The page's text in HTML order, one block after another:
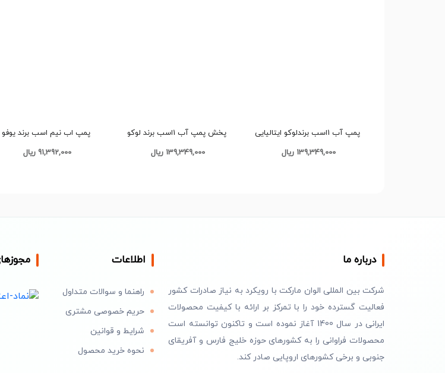
پمپ آب 1اسب برندلوکو ایتالیایی
139,349,000 ریال
پخش پمپ آب 1اسب برند لوکو
139,349,000 ریال
پمپ اب نیم اسب برند یوفو
91,392,000 ریال
درباره ما
شرکت بین المللی الوان مارکت با رویکرد به نیاز صادرات کشور
فعالیت گسترده خود را با تمرکز بر ارائه با کیفیت محصولات
ایرانی در سال 1400 آغاز نموده است و تاکنون توانسته است
محصولات فراوانی را به کشورهای حوزه خلیج فارس و آفریقای
جنوبی و برخی کشورهای اروپایی صادر کند.
اطلاعات
راهنما و سوالات متداول
حریم خصوصی مشتری
شرایط و قوانین
نحوه خرید محصول